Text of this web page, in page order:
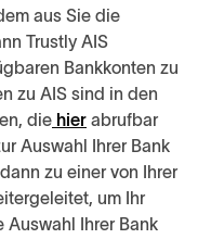
aus Sie die
Trustly AIS
Bankkonten zu
zu AIS sind in den
die hier abrufbar
Auswahl Ihrer Bank
zu einer von Ihrer
um Ihr
Auswahl Ihrer Bank